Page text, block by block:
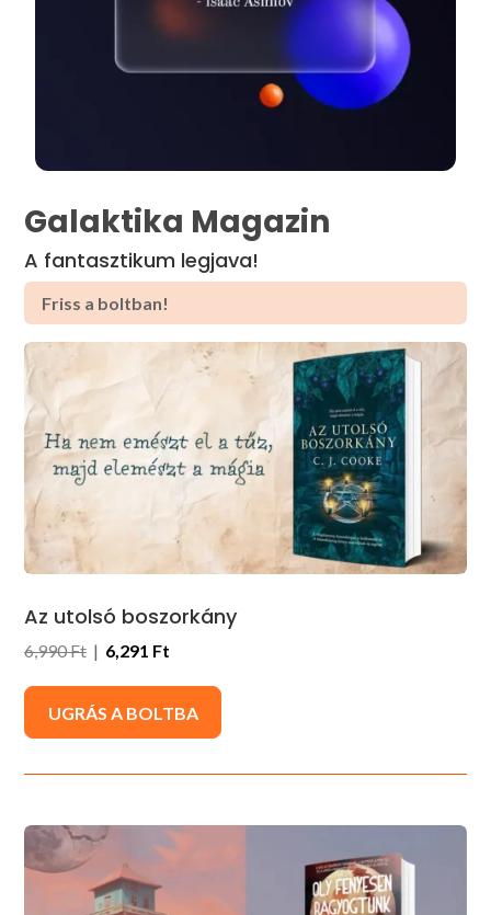
Galaktika Magazin
A fantasztikum legjava!
Friss a boltban!
Az utolsó boszorkány
6,990 Ft| 6,291 Ft
UGRÁS A BOLTBA